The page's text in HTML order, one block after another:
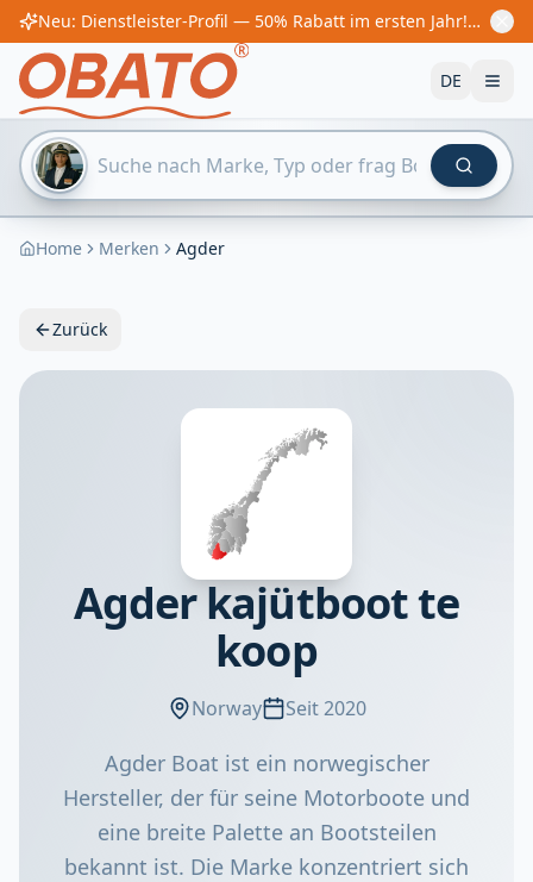
Neu: Dienstleister-Profil — 50% Rabatt im ersten Jahr! Ab €60/Jahr
DE
Home Merken Agder
Zurück
Agder kajütboot te
koop
Norway Seit 2020
Agder Boat ist ein norwegischer
Hersteller, der für seine Motorboote und
eine breite Palette an Bootsteilen
bekannt ist. Die Marke konzentriert sich